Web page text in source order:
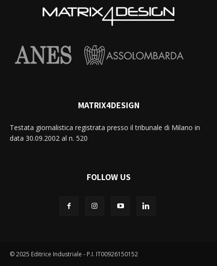
MATRIX4DESIGN
Testata giornalistica registrata presso il tribunale di Milano in
data 30.09.2002 al n. 520
FOLLOW US
© 2025 Editrice Industriale - P.I. IT00926150152